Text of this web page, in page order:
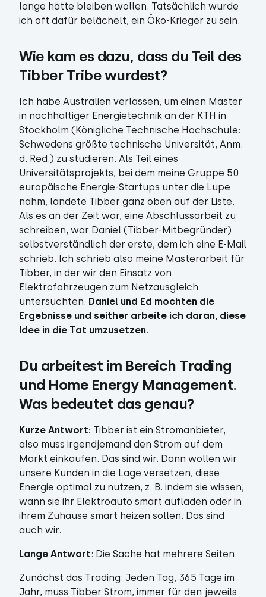
lange hätte bleiben wollen. Tatsächlich wurde
ich oft dafür belächelt, ein Öko-Krieger zu sein.
Wie kam es dazu, dass du Teil des
Tibber Tribe wurdest?
Ich habe Australien verlassen, um einen Master
in nachhaltiger Energietechnik an der KTH in
Stockholm (Königliche Technische Hochschule:
Schwedens größte technische Universität, Anm.
d. Red.) zu studieren. Als Teil eines
Universitätsprojekts, bei dem meine Gruppe 50
europäische Energie-Startups unter die Lupe
nahm, landete Tibber ganz oben auf der Liste.
Als es an der Zeit war, eine Abschlussarbeit zu
schreiben, war Daniel (Tibber-Mitbegründer)
selbstverständlich der erste, dem ich eine E-Mail
schrieb. Ich schrieb also meine Masterarbeit für
Tibber, in der wir den Einsatz von
Elektrofahrzeugen zum Netzausgleich
untersuchten. Daniel und Ed mochten die
Ergebnisse und seither arbeite ich daran, diese
Idee in die Tat umzusetzen.
Du arbeitest im Bereich Trading
und Home Energy Management.
Was bedeutet das genau?
Kurze Antwort: Tibber ist ein Stromanbieter,
also muss irgendjemand den Strom auf dem
Markt einkaufen. Das sind wir. Dann wollen wir
unsere Kunden in die Lage versetzen, diese
Energie optimal zu nutzen, z. B. indem sie wissen,
wann sie ihr Elektroauto smart aufladen oder in
ihrem Zuhause smart heizen sollen. Das sind
auch wir.
Lange Antwort: Die Sache hat mehrere Seiten.
Zunächst das Trading: Jeden Tag, 365 Tage im
Jahr, muss Tibber Strom, immer für den jeweils